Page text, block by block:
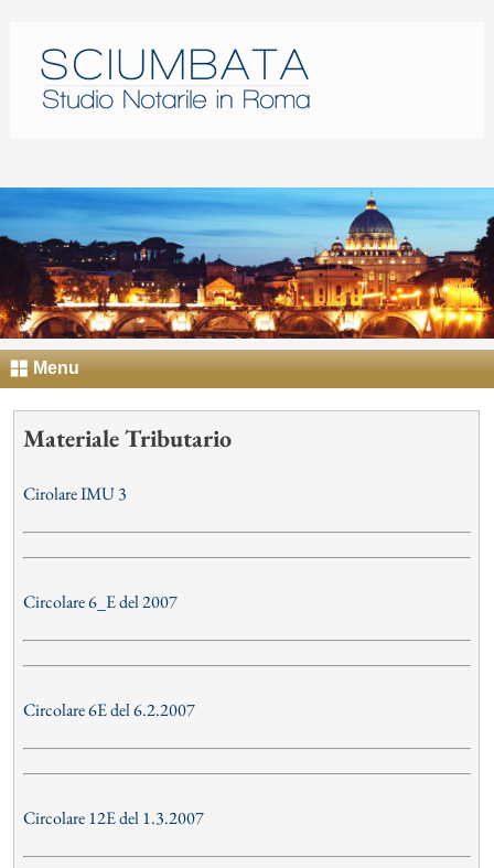
Menu
Materiale Tributario
Cirolare IMU 3
Circolare 6_E del 2007
Circolare 6E del 6.2.2007
Circolare 12E del 1.3.2007